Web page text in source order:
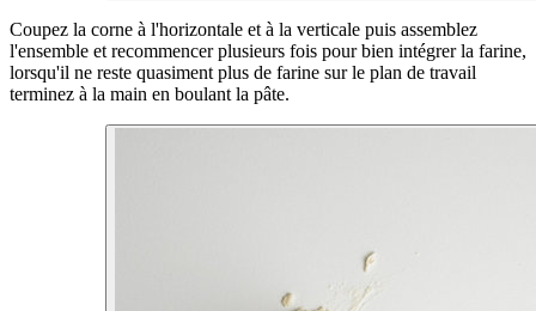
Coupez la corne à l'horizontale et à la verticale puis assemblez
l'ensemble et recommencer plusieurs fois pour bien intégrer la farine,
lorsqu'il ne reste quasiment plus de farine sur le plan de travail
terminez à la main en boulant la pâte.